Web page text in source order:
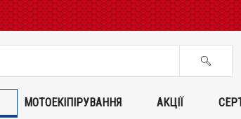
МОТОЕКІПІРУВАННЯ АКЦІЇ